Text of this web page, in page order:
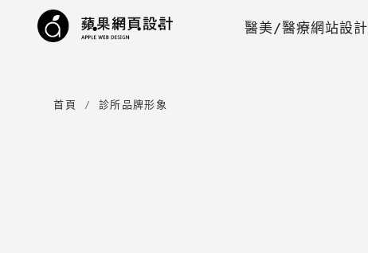
醫美/醫療網站設計
首頁 診所品牌形象